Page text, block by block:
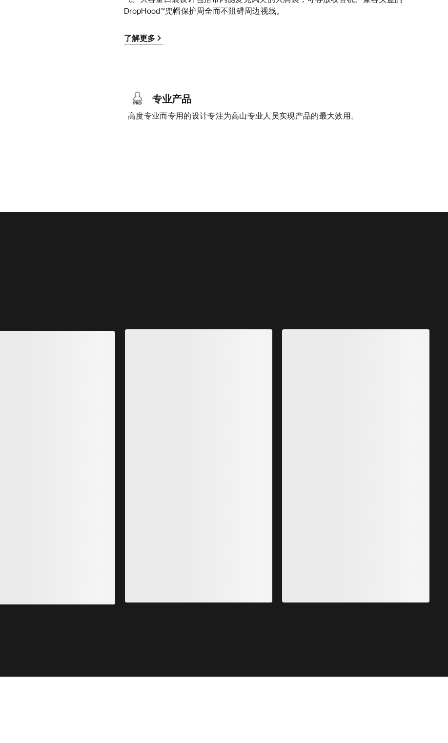
DropHood™兜帽保护周全而不阻碍周边视线。
了解更多
专业产品
高度专业而专用的设计专注为高山专业人员实现产品的最大效用。